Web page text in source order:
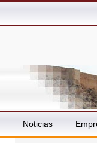
Noticias